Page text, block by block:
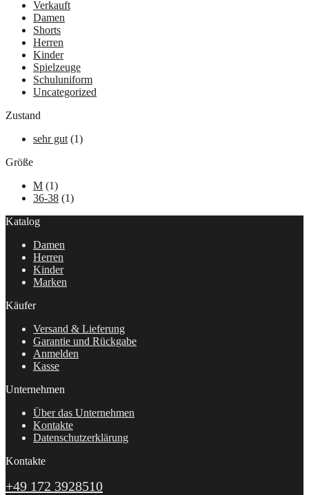
Verkauft
Damen
Shorts
Herren
Kinder
Spielzeuge
Schuluniform
Uncategorized
Zustand
sehr gut (1)
Größe
M (1)
36-38 (1)
Katalog
Damen
Herren
Kinder
Marken
Käufer
Versand & Lieferung
Garantie und Rückgabe
Anmelden
Kasse
Unternehmen
Über das Unternehmen
Kontakte
Datenschutzerklärung
Kontakte
+49 172 3928510